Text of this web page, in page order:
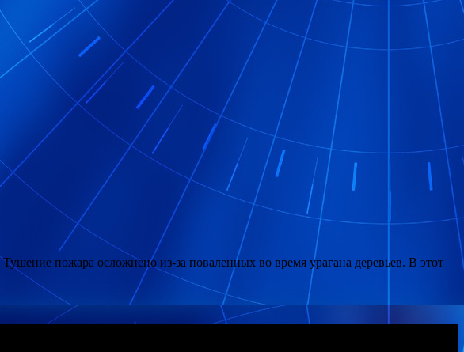
пожара осложнено из-за поваленных во время урагана деревьев. В этот